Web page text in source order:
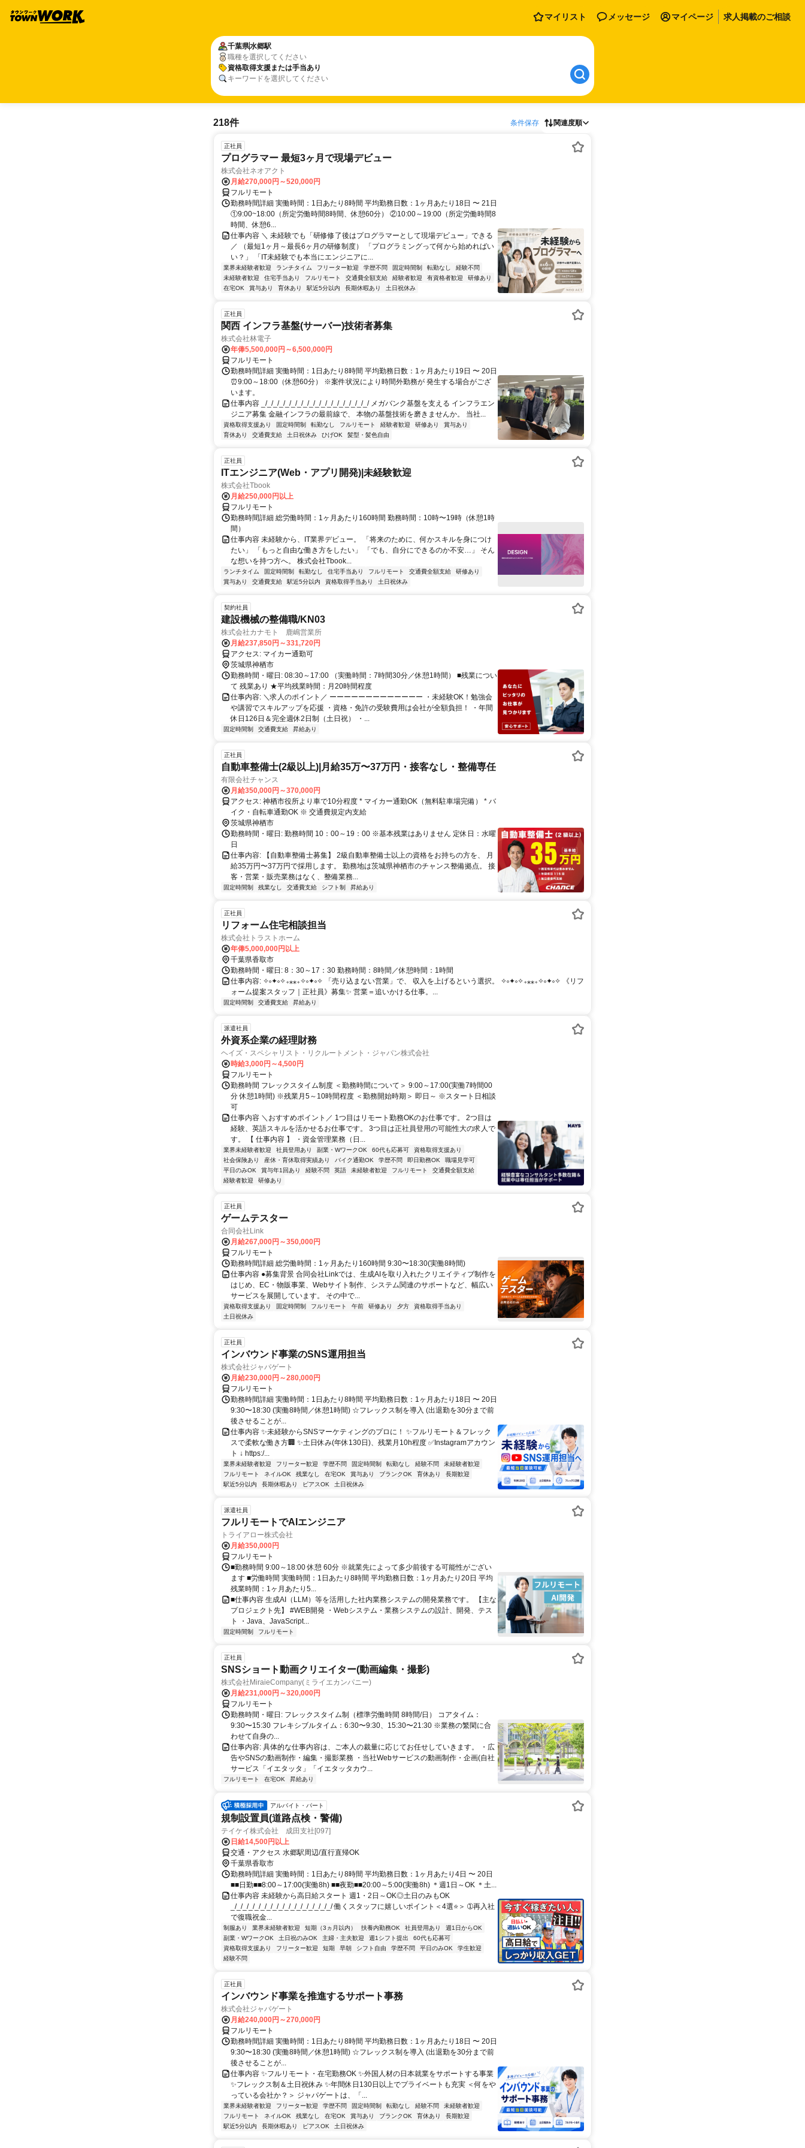
マイリスト メッセージ マイページ 求人掲載のご相談
千葉県水郷駅
職種を選択してください
資格取得支援または手当あり
キーワードを選択してください
218件 条件保存 関連度順
正社員
プログラマー 最短3ヶ月で現場デビュー
株式会社ネオアクト
月給270,000円～520,000円
フルリモート
勤務時間詳細 実働時間：1日あたり8時間 平均勤務日数：1ヶ月あたり18日 〜 21日
①9:00~18:00（所定労働時間8時間、休憩60分） ②10:00～19:00（所定労働時間8
時間、休憩6...
仕事内容 ＼ 未経験でも「研修修了後はプログラマーとして現場デビュー」できる
／ （最短1ヶ月～最長6ヶ月の研修制度） 「プログラミングって何から始めればい
い？」 「IT未経験でも本当にエンジニアに...
業界未経験者歓迎 ランチタイム フリーター歓迎 学歴不問 固定時間制 転勤なし
経験不問
未経験者歓迎
住宅手当あり フルリモート 交通費全額支給 経験者歓迎 有資格者歓迎
研修あり
在宅OK
賞与あり 育休あり 駅近5分以内 長期休暇あり 土日祝休み
正社員
関西 インフラ基盤(サーバー)技術者募集
株式会社林電子
年俸5,500,000円～6,500,000円
フルリモート
勤務時間詳細 実働時間：1日あたり8時間 平均勤務日数：1ヶ月あたり19日 〜 20日
⏰9:00～18:00（休憩60分） ※案件状況により時間外勤務が 発生する場合がござ
います。
仕事内容 _/_/_/_/_/_/_/_/_/_/_/_/_/_/_/_/_/_/ メガバンク基盤を支える インフラエン
ジニア募集 金融インフラの最前線で、 本物の基盤技術を磨きませんか。 当社...
資格取得支援あり 固定時間制 転勤なし フルリモート 経験者歓迎 研修あり
賞与あり
育休あり
交通費支給 土日祝休み ひげOK 髪型・髪色自由
正社員
ITエンジニア(Web・アプリ開発)|未経験歓迎
株式会社Tbook
月給250,000円以上
フルリモート
勤務時間詳細 総労働時間：1ヶ月あたり160時間 勤務時間：10時〜19時（休憩1時
間）
仕事内容 未経験から、IT業界デビュー。 「将来のために、何かスキルを身につけ
たい」 「もっと自由な働き方をしたい」 「でも、自分にできるのか不安…」 そん
な想いを持つ方へ。 株式会社Tbook...
ランチタイム 固定時間制 転勤なし 住宅手当あり フルリモート 交通費全額支給
研修あり
賞与あり
交通費支給 駅近5分以内 資格取得手当あり 土日祝休み
契約社員
建設機械の整備職/KN03
株式会社カナモト 鹿嶋営業所
月給237,850円～331,720円
アクセス: マイカー通勤可
茨城県神栖市
勤務時間・曜日: 08:30～17:00 （実働時間：7時間30分／休憩1時間） ■残業につい
て 残業あり ★平均残業時間：月20時間程度
仕事内容: ＼求人のポイント／ ーーーーーーーーーーーーー ・未経験OK！勉強会
や講習でスキルアップを応援 ・資格・免許の受験費用は会社が全額負担！ ・年間
休日126日＆完全週休2日制（土日祝） ・...
固定時間制 交通費支給 昇給あり
正社員
自動車整備士(2級以上)|月給35万〜37万円・接客なし・整備専任
有限会社チャンス
月給350,000円～370,000円
アクセス: 神栖市役所より車で10分程度 * マイカー通勤OK（無料駐車場完備） * バ
イク・自転車通勤OK ※ 交通費規定内支給
茨城県神栖市
勤務時間・曜日: 勤務時間 10：00～19：00 ※基本残業はありません 定休日：水曜
日
仕事内容: 【自動車整備士募集】 2級自動車整備士以上の資格をお持ちの方を、 月
給35万円〜37万円で採用します。 勤務地は茨城県神栖市のチャンス整備拠点。 接
客・営業・販売業務はなく、整備業務...
固定時間制 残業なし 交通費支給 シフト制 昇給あり
正社員
リフォーム住宅相談担当
株式会社トラストホーム
年俸5,000,000円以上
千葉県香取市
勤務時間・曜日: 8：30～17：30 勤務時間：8時間／休憩時間：1時間
仕事内容: ✧༚✦༚✧₊⁎⁎₊✧༚✦༚✧ 「売り込まない営業」で、 収入を上げるという選択。 ✧༚✦༚✧₊⁎⁎₊✧༚✦༚✧ 《リフ
ォーム提案スタッフ｜正社員》募集✨ 営業＝追いかける仕事。...
固定時間制 交通費支給 昇給あり
派遣社員
外資系企業の経理財務
ヘイズ・スペシャリスト・リクルートメント・ジャパン株式会社
時給3,000円～4,500円
フルリモート
勤務時間 フレックスタイム制度 ＜勤務時間について＞ 9:00～17:00(実働7時間00
分 休憩1時間) ※残業月5～10時間程度 ＜勤務開始時期＞ 即日～ ※スタート日相談
可
仕事内容 ＼おすすめポイント／ 1つ目はリモート勤務OKのお仕事です。 2つ目は
経験、英語スキルを活かせるお仕事です。 3つ目は正社員登用の可能性大の求人で
す。 【 仕事内容 】 ・資金管理業務（日...
業界未経験者歓迎 社員登用あり 副業・WワークOK 60代も応募可
資格取得支援あり
社会保険あり
産休・育休取得実績あり バイク通勤OK 学歴不問 即日勤務OK
職場見学可
平日のみOK
賞与年1回あり 経験不問 英語 未経験者歓迎 フルリモート
交通費全額支給
経験者歓迎
研修あり
正社員
ゲームテスター
合同会社Link
月給267,000円～350,000円
フルリモート
勤務時間詳細 総労働時間：1ヶ月あたり160時間 9:30〜18:30(実働8時間)
仕事内容 ●募集背景 合同会社Linkでは、生成AIを取り入れたクリエイティブ制作を
はじめ、EC・物販事業、Webサイト制作、システム関連のサポートなど、幅広い
サービスを展開しています。 その中で...
資格取得支援あり 固定時間制 フルリモート 午前 研修あり 夕方
資格取得手当あり
土日祝休み
正社員
インバウンド事業のSNS運用担当
株式会社ジャパゲート
月給230,000円～280,000円
フルリモート
勤務時間詳細 実働時間：1日あたり8時間 平均勤務日数：1ヶ月あたり18日 〜 20日
9:30〜18:30 (実働8時間／休憩1時間) ☆フレックス制を導入 (出退勤を30分まで前
後させることが...
仕事内容 ✨未経験からSNSマーケティングのプロに！ ✨フルリモート＆フレック
スで柔軟な働き方🏢 ✨土日休み(年休130日)、残業月10h程度 ✅Instagramアカウン
ト ↓ https:/...
業界未経験者歓迎 フリーター歓迎 学歴不問 固定時間制 転勤なし 経験不問
未経験者歓迎
フルリモート
ネイルOK 残業なし 在宅OK 賞与あり ブランクOK 育休あり
長期歓迎
駅近5分以内
長期休暇あり ピアスOK 土日祝休み
派遣社員
フルリモートでAIエンジニア
トライアロー株式会社
月給350,000円
フルリモート
■勤務時間 9:00～18:00 休憩 60分 ※就業先によって多少前後する可能性がござい
ます ■労働時間 実働時間：1日あたり8時間 平均勤務日数：1ヶ月あたり20日 平均
残業時間：1ヶ月あたり5...
■仕事内容 生成AI（LLM）等を活用した社内業務システムの開発業務です。 【主な
プロジェクト先】 #WEB開発 ・Webシステム・業務システムの設計、開発、テス
ト ・Java、JavaScript...
固定時間制 フルリモート
正社員
SNSショート動画クリエイター(動画編集・撮影)
株式会社MiraieCompany(ミライエカンパニー)
月給231,000円～320,000円
フルリモート
勤務時間・曜日: フレックスタイム制（標準労働時間 8時間/日） コアタイム：
9:30〜15:30 フレキシブルタイム：6:30〜9:30、15:30〜21:30 ※業務の繁閑に合
わせて自身の...
仕事内容: 具体的な仕事内容は、ご本人の裁量に応じてお任せしていきます。 ・広
告やSNSの動画制作・編集・撮影業務 ・当社Webサービスの動画制作・企画(自社
サービス「イエタッタ」「イエタッタカウ...
フルリモート 在宅OK 昇給あり
アルバイト・パート
規制設置員(道路点検・警備)
テイケイ株式会社 成田支社[097]
日給14,500円以上
交通・アクセス 水郷駅周辺/直行直帰OK
千葉県香取市
勤務時間詳細 実働時間：1日あたり8時間 平均勤務日数：1ヶ月あたり4日 〜 20日
■■日勤■■8:00～17:00(実働8h) ■■夜勤■■20:00～5:00(実働8h) ＊週1日～OK ＊土...
仕事内容 未経験から高日給スタート 週1・2日～OK◎土日のみもOK
_/_/_/_/_/_/_/_/_/_/_/_/_/_/_/_/_/ 働くスタッフに嬉しいポイント＜4選⭐＞ ➀再入社
で復職祝金...
制服あり 業界未経験者歓迎 短期（3ヵ月以内） 扶養内勤務OK 社員登用あり
週1日からOK
副業・WワークOK
土日祝のみOK 主婦・主夫歓迎 週1シフト提出
60代も応募可
資格取得支援あり
フリーター歓迎 短期 早朝 シフト自由 学歴不問 平日のみOK
学生歓迎
経験不問
正社員
インバウンド事業を推進するサポート事務
株式会社ジャパゲート
月給240,000円～270,000円
フルリモート
勤務時間詳細 実働時間：1日あたり8時間 平均勤務日数：1ヶ月あたり18日 〜 20日
9:30〜18:30 (実働8時間／休憩1時間) ☆フレックス制を導入 (出退勤を30分まで前
後させることが...
仕事内容 ✨フルリモート・在宅勤務OK ✨外国人材の日本就業をサポートする事業
✨フレックス制＆土日祝休み ✨年間休日130日以上でプライベートも充実 ＜何をや
っている会社か？＞ ジャパゲートは、「...
業界未経験者歓迎 フリーター歓迎 学歴不問 固定時間制 転勤なし 経験不問
未経験者歓迎
フルリモート
ネイルOK 残業なし 在宅OK 賞与あり ブランクOK 育休あり
長期歓迎
駅近5分以内
長期休暇あり ピアスOK 土日祝休み